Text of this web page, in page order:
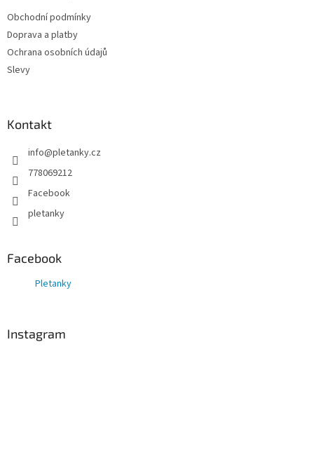
Obchodní podmínky
Doprava a platby
Ochrana osobních údajů
Slevy
Kontakt
info@pletanky.cz
778069212
Facebook
pletanky
Facebook
Pletanky
Instagram